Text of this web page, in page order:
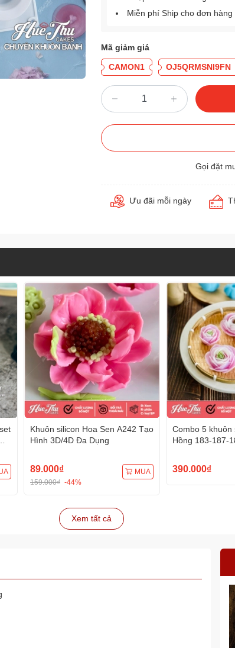
Miễn phí Ship cho đơn
Mã giảm giá
CAMON1 OJ5QRMSNI9FN
Gọi đặt
Ưu đãi mỗi ngày
Khuôn silicon Hoa Sen A242 Tạo
Hình 3D/4D Đa Dụng
89.000₫
159.000₫ -44%
MUA
Combo 5 khuôn
Hồng 183-187-
390.000₫
Xem tất cả